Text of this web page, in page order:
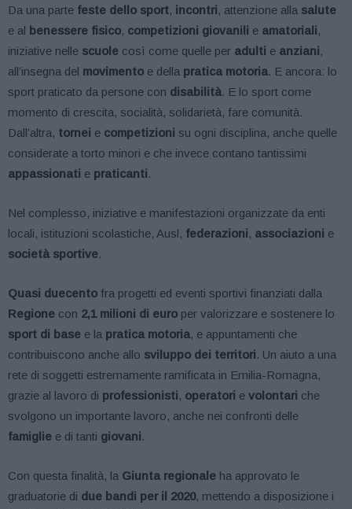
Da una parte feste dello sport, incontri, attenzione alla salute
e al benessere fisico, competizioni giovanili e amatoriali,
iniziative nelle scuole così come quelle per adulti e anziani,
all’insegna del movimento e della pratica motoria. E ancora: lo
sport praticato da persone con disabilità. E lo sport come
momento di crescita, socialità, solidarietà, fare comunità.
Dall’altra, tornei e competizioni su ogni disciplina, anche quelle
considerate a torto minori e che invece contano tantissimi
appassionati e praticanti.
Nel complesso, iniziative e manifestazioni organizzate da enti
locali, istituzioni scolastiche, Ausl, federazioni, associazioni e
società sportive.
Quasi duecento fra progetti ed eventi sportivi finanziati dalla
Regione con 2,1 milioni di euro per valorizzare e sostenere lo
sport di base e la pratica motoria, e appuntamenti che
contribuiscono anche allo sviluppo dei territori. Un aiuto a una
rete di soggetti estremamente ramificata in Emilia-Romagna,
grazie al lavoro di professionisti, operatori e volontari che
svolgono un importante lavoro, anche nei confronti delle
famiglie e di tanti giovani.
Con questa finalità, la Giunta regionale ha approvato le
graduatorie di due bandi per il 2020, mettendo a disposizione i